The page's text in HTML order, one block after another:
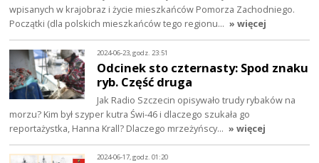
wpisanych w krajobraz i życie mieszkańców Pomorza Zachodniego.
Początki (dla polskich mieszkańców tego regionu… » więcej
2024-06-23, godz. 23:51
Odcinek sto czternasty: Spod znaku
ryb. Część druga
Jak Radio Szczecin opisywało trudy rybaków na
morzu? Kim był szyper kutra Świ-46 i dlaczego szukała go
reportażystka, Hanna Krall? Dlaczego mrzeżyńscy… » więcej
2024-06-17, godz. 01:20